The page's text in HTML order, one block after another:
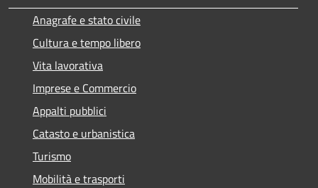
Anagrafe e stato civile
Cultura e tempo libero
Vita lavorativa
Imprese e Commercio
Appalti pubblici
Catasto e urbanistica
Turismo
Mobilità e trasporti